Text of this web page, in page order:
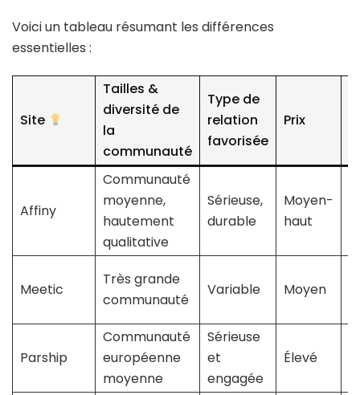
Voici un tableau résumant les différences
essentielles :
Site
Tailles &
diversité de
la
communauté
Type de
relation
favorisée
Prix
Affiny
Communauté
moyenne,
hautement
qualitative
Sérieuse,
durable
Moyen-
haut
Meetic
Très grande
communauté
Variable Moyen
Parship
Communauté
européenne
moyenne
Sérieuse
et
engagée
Élevé